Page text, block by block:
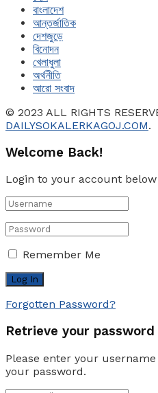
বাংলাদেশ
আন্তর্জাতিক
দেশজুড়ে
বিনোদন
খেলাধুলা
অর্থনীতি
আরো সংবাদ
© 2023 ALL RIGHTS
DAILYSOKALERKAGOJ.COM.
Welcome Back!
Login to your account below
Remember Me
Forgotten Password?
Retrieve your password
Please enter your
your password.